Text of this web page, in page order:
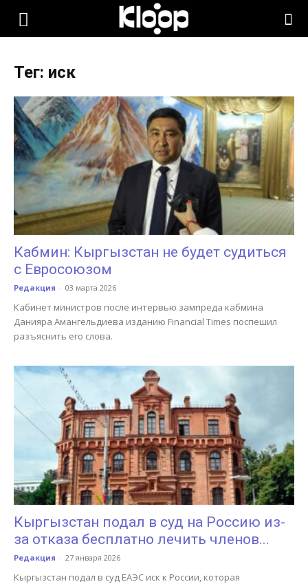
KLOOP.KG
Новости
Кыргызстана
Тег: иск
Кабмин: Кыргызстан не будет судиться
с Евросоюзом
Редакция - 03 марта 2026
Кабинет министров после интервью зампреда кабмина
Данияра Амангельдиева изданию Financial Times поспешил
разъяснить его слова.
Кыргызстан подал в суд на Россию из-
за отказа бесплатно лечить членов...
Редакция - 27 января 2026
Кыргызстан подал в суд ЕАЭС иск к России, которая